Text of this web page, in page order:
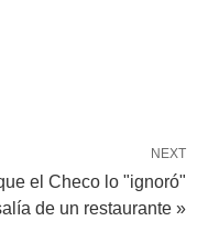
NEXT
el Checo lo "ignoró"
de un restaurante »